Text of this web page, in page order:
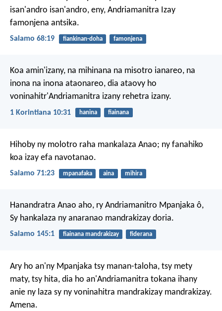
isan'andro isan'andro, eny, Andriamanitra Izay
famonjena antsika.
Salamo 68:19 fiankinan-doha famonjena
Koa amin'izany, na mihinana na misotro ianareo, na
inona na inona ataonareo, dia ataovy ho
voninahitr'Andriamanitra izany rehetra izany.
1 Korintiana 10:31 hanina fiainana
Hihoby ny molotro raha mankalaza Anao; ny fanahiko
koa izay efa navotanao.
Salamo 71:23 mpanafaka aina mihira
Hanandratra Anao aho, ry Andriamanitro Mpanjaka ô,
Sy hankalaza ny anaranao mandrakizay doria.
Salamo 145:1 fiainana mandrakizay fiderana
Ary ho an'ny Mpanjaka tsy manan-taloha, tsy mety
maty, tsy hita, dia ho an'Andriamanitra tokana ihany
anie ny laza sy ny voninahitra mandrakizay mandrakizay.
Amena.